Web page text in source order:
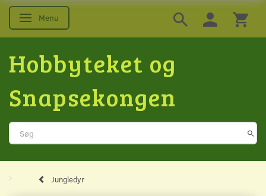
Skifte navigation
Menu
Hobbyteket og
Snapsekongen
Jungledyr